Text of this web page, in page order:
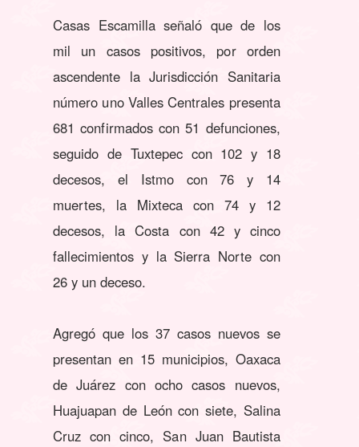
Casas Escamilla señaló que de los
mil un casos positivos, por orden
ascendente la Jurisdicción Sanitaria
número uno Valles Centrales presenta
681 confirmados con 51 defunciones,
seguido de Tuxtepec con 102 y 18
decesos, el Istmo con 76 y 14
muertes, la Mixteca con 74 y 12
decesos, la Costa con 42 y cinco
fallecimientos y la Sierra Norte con
26 y un deceso.
Agregó que los 37 casos nuevos se
presentan en 15 municipios, Oaxaca
de Juárez con ocho casos nuevos,
Huajuapan de León con siete, Salina
Cruz con cinco, San Juan Bautista